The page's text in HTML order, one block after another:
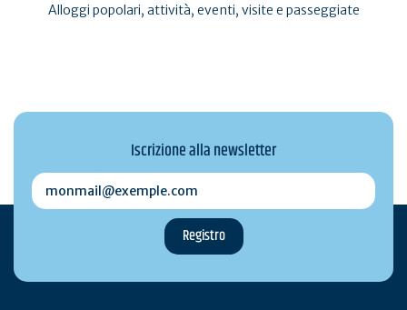
Alloggi popolari, attività, eventi, visite e passeggiate
Iscrizione alla newsletter
monmail@exemple.com